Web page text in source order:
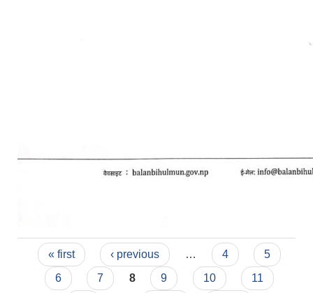
Pages
« first ‹ previous … 4
5
6
7 8 9 10 11